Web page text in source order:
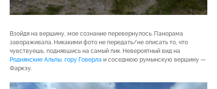
Взойдя на вершину, мое сознание перевернулось. Панорама
завораживала. Никакими фото не передать/не описать то, что
чувствуешь, поднявшись на самый пик. Невероятный вид на
Роднянские Альпы, гору Говерла и соседнюю румынскую вершину —
Фаркэу.